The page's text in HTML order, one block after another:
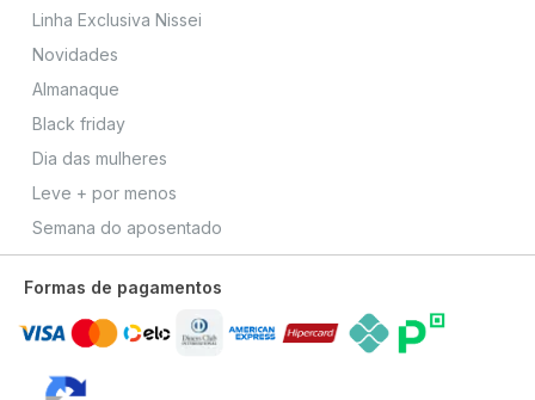
Linha Exclusiva Nissei
Novidades
Almanaque
Black friday
Dia das mulheres
Leve + por menos
Semana do aposentado
Formas de pagamentos